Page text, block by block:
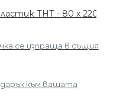
ТНТ - 80 х 220
се изпраща в същия
към вашата